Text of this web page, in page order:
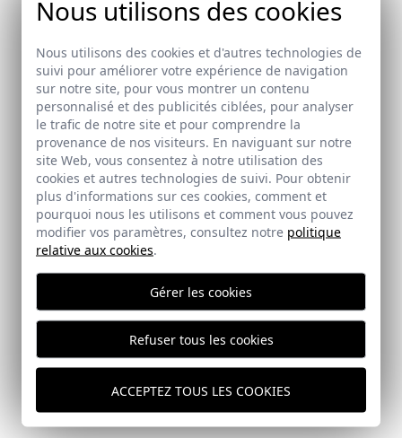
PAIEMENT SÉCURISÉ
FRAIS DE LIVRAISON GRATUITS
LIVRAISON EN 24/72 HEURES
CONTACTEZ-NOUS
atencionalcliente@lagarrocha.es
+34 957 700 181
Nous utilisons des cookies
Nous utilisons des cookies et d'autres technologies de
suivi pour améliorer votre expérience de navigation
sur notre site, pour vous montrer un contenu
personnalisé et des publicités ciblées, pour analyser
le trafic de notre site et pour comprendre la
provenance de nos visiteurs. En naviguant sur notre
site Web, vous consentez à notre utilisation des
cookies et autres technologies de suivi. Pour obtenir
plus d'informations sur ces cookies, comment et
pourquoi nous les utilisons et comment vous pouvez
modifier vos paramètres, consultez notre politique
relative aux cookies.
Gérer les cookies
Refuser tous les cookies
ACCEPTEZ TOUS LES COOKIES